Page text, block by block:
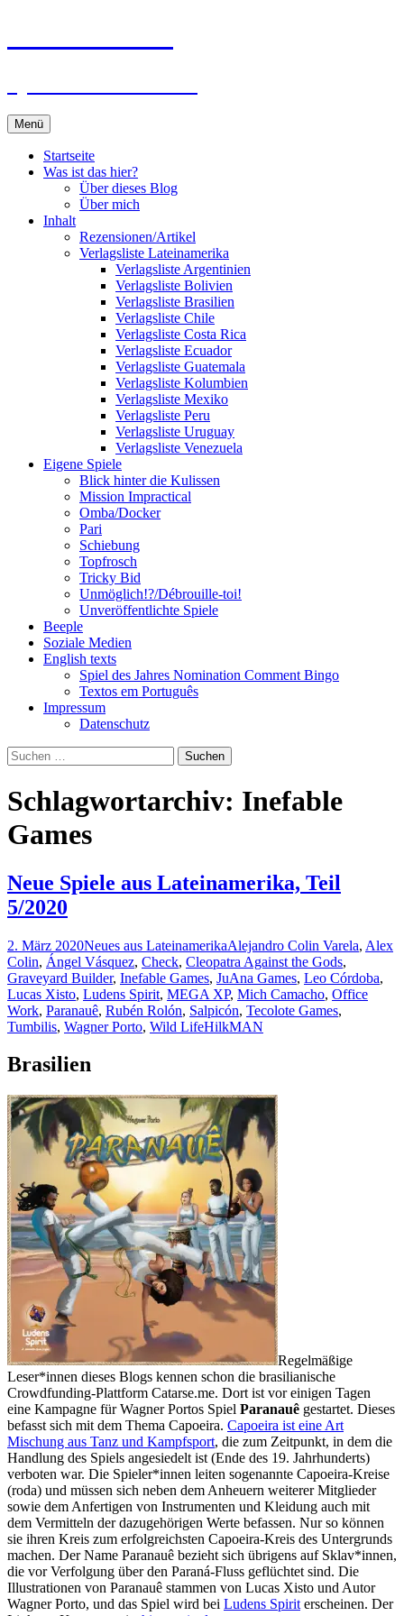
Menü
Startseite
Was ist das hier?
Über dieses Blog
Über mich
Inhalt
Rezensionen/Artikel
Verlagsliste Lateinamerika
Verlagsliste Argentinien
Verlagsliste Bolivien
Verlagsliste Brasilien
Verlagsliste Chile
Verlagsliste Costa Rica
Verlagsliste Ecuador
Verlagsliste Guatemala
Verlagsliste Kolumbien
Verlagsliste Mexiko
Verlagsliste Peru
Verlagsliste Uruguay
Verlagsliste Venezuela
Eigene Spiele
Blick hinter die Kulissen
Mission Impractical
Omba/Docker
Pari
Schiebung
Topfrosch
Tricky Bid
Unmöglich!?/Débrouille-toi!
Unveröffentlichte Spiele
Beeple
Soziale Medien
English texts
Spiel des Jahres Nomination Comment Bingo
Textos em Português
Impressum
Datenschutz
Suchen
nach:
Schlagwortarchiv: Inefable
Games
Neue Spiele aus Lateinamerika, Teil
5/2020
2. März 2020Neues aus LateinamerikaAlejandro Colin Varela, Alex
Colin, Ángel Vásquez, Check, Cleopatra Against the Gods,
Graveyard Builder, Inefable Games, JuAna Games, Leo Córdoba,
Lucas Xisto, Ludens Spirit, MEGA XP, Mich Camacho, Office
Work, Paranauê, Rubén Rolón, Salpicón, Tecolote Games,
Tumbilis, Wagner Porto, Wild LifeHilkMAN
Brasilien
Regelmäßige
Leser*innen dieses Blogs kennen schon die brasilianische
Crowdfunding-Plattform Catarse.me. Dort ist vor einigen Tagen
eine Kampagne für Wagner Portos Spiel Paranauê gestartet. Dieses
befasst sich mit dem Thema Capoeira. Capoeira ist eine Art
Mischung aus Tanz und Kampfsport, die zum Zeitpunkt, in dem die
Handlung des Spiels angesiedelt ist (Ende des 19. Jahrhunderts)
verboten war. Die Spieler*innen leiten sogenannte Capoeira-Kreise
(roda) und müssen sich neben dem Anheuern weiterer Mitglieder
sowie dem Anfertigen von Instrumenten und Kleidung auch mit
dem Vermitteln der dazugehörigen Werte befassen. Nur so können
sie ihren Kreis zum erfolgreichsten Capoeira-Kreis des Untergrunds
machen. Der Name Paranauê bezieht sich übrigens auf Sklav*innen,
die vor Verfolgung über den Paraná-Fluss geflüchtet sind. Die
Illustrationen von Paranauê stammen von Lucas Xisto und Autor
Wagner Porto, und das Spiel wird bei Ludens Spirit erscheinen. Der